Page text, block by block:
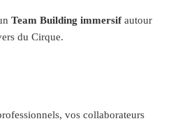
Team Building immersifautour
du Cirque.
vos collaborateurs